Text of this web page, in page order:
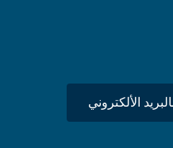
الألكتروني